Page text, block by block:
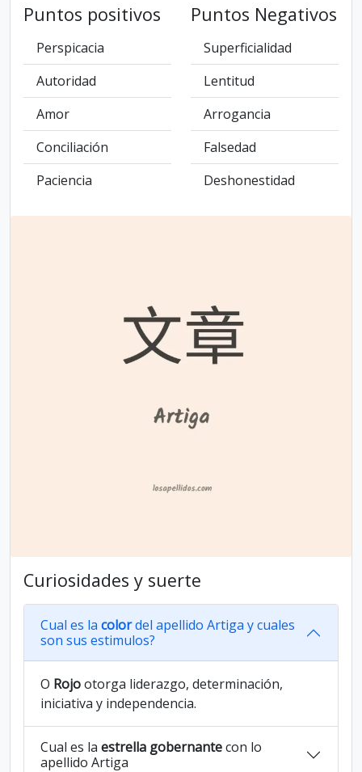
Puntos positivos
Perspicacia
Autoridad
Amor
Conciliación
Paciencia
Puntos Negativos
Superficialidad
Lentitud
Arrogancia
Falsedad
Deshonestidad
Curiosidades y suerte
Cual es la colordel apellido Artiga y cuales
son sus estimulos?
O Rojootorga liderazgo, determinación,
iniciativa y independencia.
Cual es la estrella gobernantecon lo
apellido Artiga